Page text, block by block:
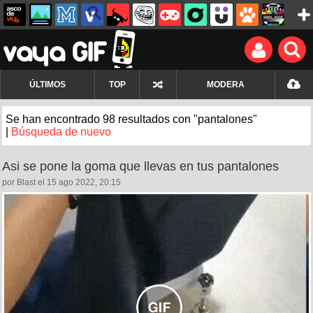
ÚLTIMOS TOP MODERA
Se han encontrado 98 resultados con "pantalones"
Búsqueda de nuevo
Asi se pone la goma que llevas en tus pantalones
por Blast el 15 ago 2022, 20:15